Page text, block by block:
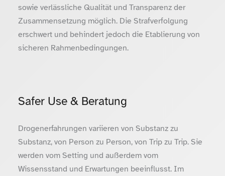
sowie verlässliche Qualität und Transparenz der
Zusammensetzung möglich. Die Strafverfolgung
erschwert und behindert jedoch die Etablierung von
sicheren Rahmenbedingungen.
Safer Use & Beratung
Drogenerfahrungen variieren von Substanz zu
Substanz, von Person zu Person, von Trip zu Trip. Sie
werden vom Setting und außerdem vom
Wissensstand und Erwartungen beeinflusst. Im